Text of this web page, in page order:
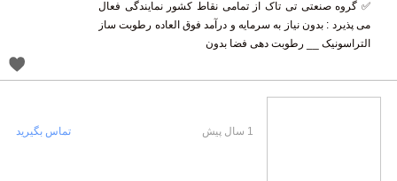
✅ گروه صنعتی تی تاک از تمامی نقاط کشور نمایندگی فعال
می پذیرد : بدون نیاز به سرمایه و درآمد فوق العاده رطوبت ساز
التراسونیک __ رطوبت دهی فضا بدون
تماس بگیرید